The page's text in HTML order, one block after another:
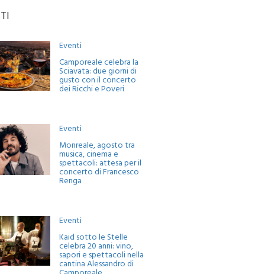
Eventi
Camporeale celebra la
Sciavata: due giorni di
gusto con il concerto
dei Ricchi e Poveri
Eventi
Monreale, agosto tra
musica, cinema e
spettacoli: attesa per il
concerto di Francesco
Renga
Eventi
Kaid sotto le Stelle
celebra 20 anni: vino,
sapori e spettacoli nella